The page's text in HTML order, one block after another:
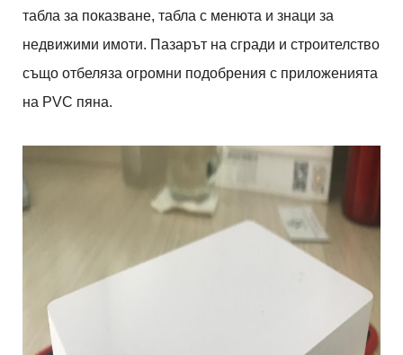
табла за показване, табла с менюта и знаци за
недвижими имоти. Пазарът на сгради и строителство
също отбеляза огромни подобрения с приложенията
на PVC пяна.